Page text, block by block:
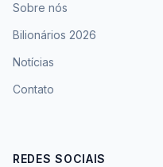
Sobre nós
Bilionários 2026
Notícias
Contato
REDES SOCIAIS